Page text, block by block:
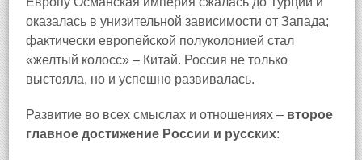
оказалась в унизительной зависимости от Запада;
фактически европейской полуколонией стал
«желтый колосс» – Китай. Россия не только
выстояла, но и успешно развивалась.
Развитие во всех смыслах и отношениях – второе
главное достижение России и русских: